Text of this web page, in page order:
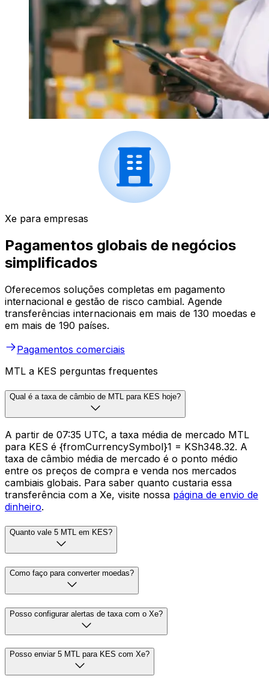
Xe para empresas
Pagamentos globais de negócios
simplificados
Oferecemos soluções completas em pagamento
internacional e gestão de risco cambial. Agende
transferências internacionais em mais de 130 moedas e
em mais de 190 países.
Pagamentos comerciais
MTL a KES perguntas frequentes
Qual é a taxa de câmbio de MTL para KES hoje?
A partir de 07:35 UTC, a taxa média de mercado MTL
para KES é {fromCurrencySymbol}1 = KSh348.32. A
taxa de câmbio média de mercado é o ponto médio
entre os preços de compra e venda nos mercados
cambiais globais. Para saber quanto custaria essa
transferência com a Xe, visite nossa página de envio de
dinheiro.
Quanto vale 5 MTL em KES?
Como faço para converter moedas?
Posso configurar alertas de taxa com o Xe?
Posso enviar 5 MTL para KES com Xe?